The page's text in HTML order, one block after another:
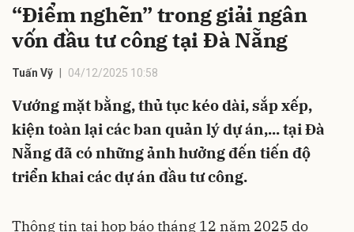
“Điểm nghẽn” trong giải ngân
vốn đầu tư công tại Đà Nẵng
Tuấn Vỹ 04/12/2025 10:58
Vướng mặt bằng, thủ tục kéo dài, sắp xếp,
kiện toàn lại các ban quản lý dự án,... tại Đà
Nẵng đã có những ảnh hưởng đến tiến độ
triển khai các dự án đầu tư công.
Thông tin tại họp báo tháng 12 năm 2025 do
Hủy